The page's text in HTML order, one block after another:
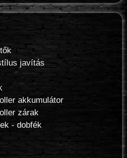
javítás
akkumulátor
zárak
- dobfék